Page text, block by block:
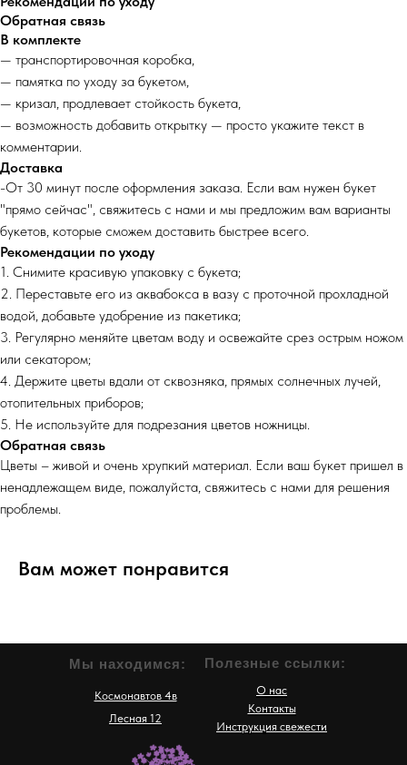
Обратная связь
В комплекте
— транспортировочная коробка,
— памятка по уходу за букетом,
— кризал, продлевает стойкость букета,
— возможность добавить открытку — просто укажите текст в
комментарии.
Доставка
-От 30 минут после оформления заказа. Если вам нужен букет
"прямо сейчас", свяжитесь с нами и мы предложим вам варианты
букетов, которые сможем доставить быстрее всего.
Рекомендации по уходу
1. Снимите красивую упаковку с букета;
2. Переставьте его из аквабокса в вазу с проточной прохладной
водой, добавьте удобрение из пакетика;
3. Регулярно меняйте цветам воду и освежайте срез острым ножом
или секатором;
4. Держите цветы вдали от сквозняка, прямых солнечных лучей,
отопительных приборов;
5. Не используйте для подрезания цветов ножницы.
Обратная связь
Цветы – живой и очень хрупкий материал. Если ваш букет пришел в
ненадлежащем виде, пожалуйста, свяжитесь с нами для решения
проблемы.
Вам может понравится
Полезные ссылки:
Инструкция свежести
Контакты
О нас
Лесная 12
Мы находимся:
Космонавтов 4в